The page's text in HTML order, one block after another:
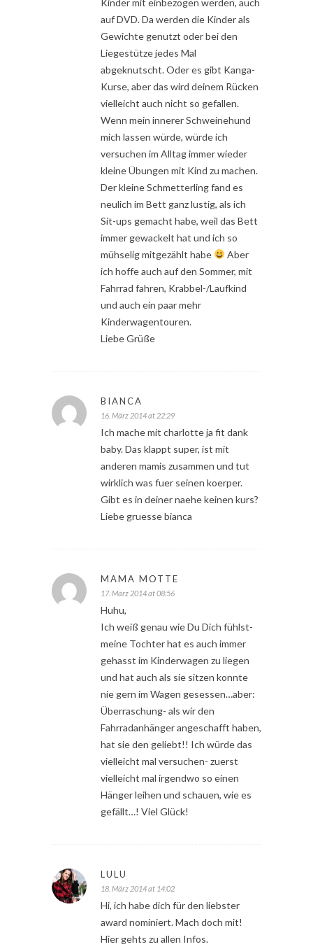
Kinder mit einbezogen werden, auch
auf DVD. Da werden die Kinder als
Gewichte genutzt oder bei den
Liegestütze jedes Mal
abgeknutscht. Oder es gibt Kanga-
Kurse, aber das wird deinem Rücken
vielleicht auch nicht so gefallen.
Wenn mein innerer Schweinehund
mich lassen würde, würde ich
versuchen im Alltag immer wieder
kleine Übungen mit Kind zu machen.
Der kleine Schmetterling fand es
neulich im Bett ganz lustig, als ich
Sit-ups gemacht habe, weil das Bett
immer gewackelt hat und ich so
mühselig mitgezählt habe
Aber
ich hoffe auch auf den Sommer, mit
Fahrrad fahren, Krabbel-/Laufkind
und auch ein paar mehr
Kinderwagentouren.
Liebe Grüße
BIANCA
16. März 2014 at 22:29
Ich mache mit charlotte ja fit dank
baby. Das klappt super, ist mit
anderen mamis zusammen und tut
wirklich was fuer seinen koerper.
Gibt es in deiner naehe keinen kurs?
Liebe gruesse bianca
MAMA MOTTE
17. März 2014 at 08:56
Huhu,
Ich weiß genau wie Du Dich fühlst-
meine Tochter hat es auch immer
gehasst im Kinderwagen zu liegen
und hat auch als sie sitzen konnte
nie gern im Wagen gesessen…aber:
Überraschung- als wir den
Fahrradanhänger angeschafft haben,
hat sie den geliebt!! Ich würde das
vielleicht mal versuchen- zuerst
vielleicht mal irgendwo so einen
Hänger leihen und schauen, wie es
gefällt…! Viel Glück!
LULU
18. März 2014 at 14:02
Hi, ich habe dich für den liebster
award nominiert. Mach doch mit!
Hier gehts zu allen Infos.